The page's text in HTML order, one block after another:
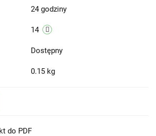
24 godziny
14
Dostępny
0.15 kg
do PDF